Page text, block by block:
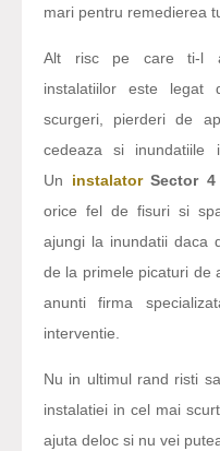
mari pentru remedierea
Alt risc pe care ti-l
instalatiilor este legat
scurgeri, pierderi de
cedeaza si
Un instalatorSector 4
orice fel de fisuri si
ajungi la inundatii daca
de la primele picaturi de
anunti firma
interventie.
Nu in ultimul rand risti
instalatiei in cel mai
ajuta deloc si nu vei